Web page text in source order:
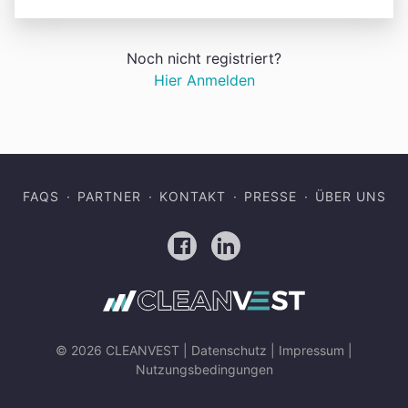
Noch nicht registriert?
Hier Anmelden
FAQS PARTNER KONTAKT PRESSE ÜBER UNS
FacebookLinkedIn
© 2026 CLEANVEST | Datenschutz Impressum
Nutzungsbedingungen